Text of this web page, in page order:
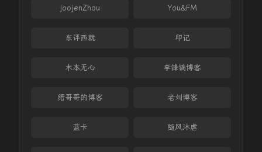
joojenZhou You&FM
东评西就 印记
木本无心 李锋镝博客
缙哥哥的博客 老刘博客
蓝卡 随风沐虐